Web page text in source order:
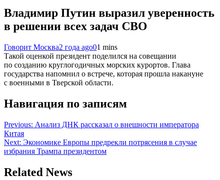
Владимир Путин выразил уверенность
в решении всех задач СВО
Говорит Москва2 года ago01 mins
Такой оценкой президент поделился на совещании
по созданию круглогодичных морских курортов. Глава
государства напомнил о встрече, которая прошла накануне
с военными в Тверской области.
Навигация по записям
Previous: Анализ ДНК рассказал о внешности императора
Китая
Next: Экономике Европы предрекли потрясения в случае
избрания Трампа президентом
Related News